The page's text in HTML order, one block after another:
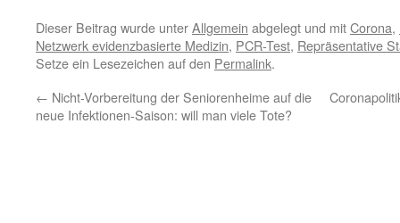
Dieser Beitrag wurde unterAllgemein abgelegt und mitCorona,
Netzwerk evidenzbasierte Medizin, PCR-Test, Repräsentative
Setze ein Lesezeichen auf den Permalink.
← Nicht-Vorbereitung der Seniorenheime auf die
neue Infektionen-Saison: will man viele Tote?